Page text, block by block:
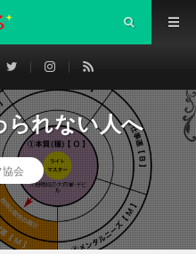
られない人へ
協会